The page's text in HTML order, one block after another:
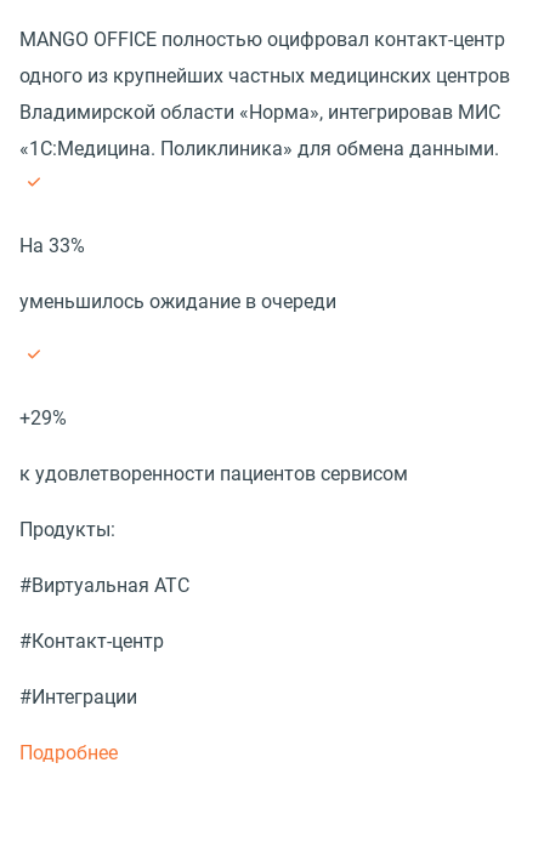
MANGO OFFICE полностью оцифровал контакт-центр
одного из крупнейших частных медицинских центров
Владимирской области «Норма», интегрировав МИС
«1С:Медицина. Поликлиника» для обмена данными.
На 33%
уменьшилось ожидание в очереди
+29%
к удовлетворенности пациентов сервисом
Продукты:
#Виртуальная АТС
#Контакт-центр
#Интеграции
Подробнее